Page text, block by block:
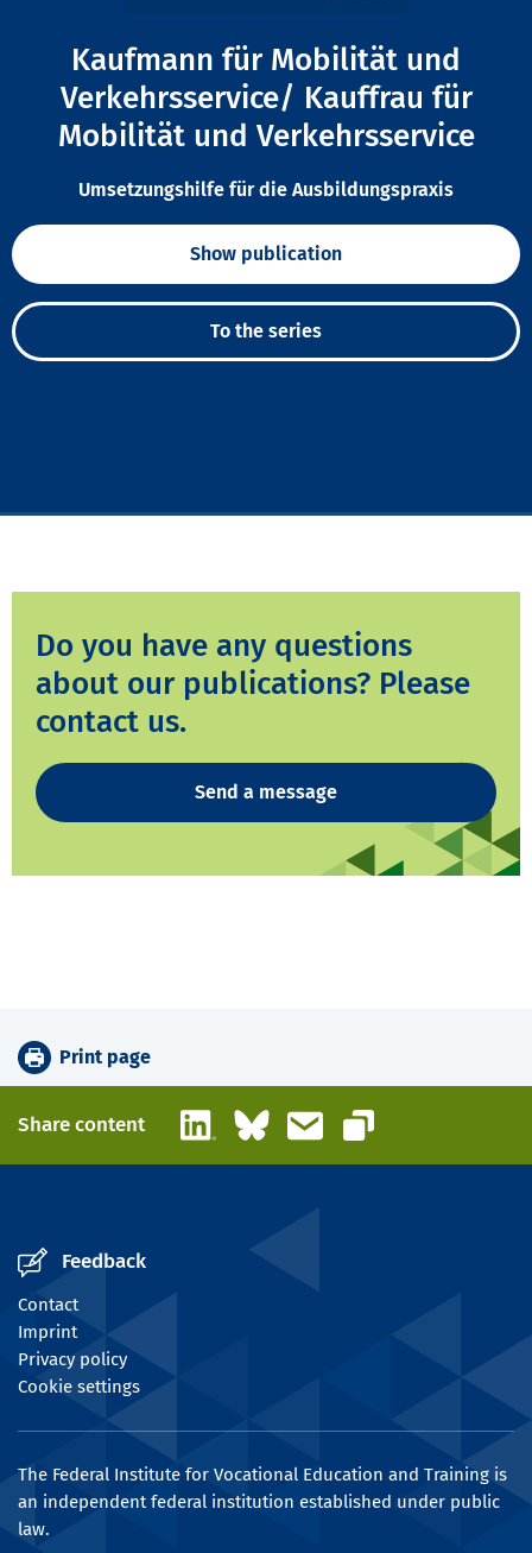
Kaufmann für Mobilität und
Verkehrsservice/ Kauffrau für
Mobilität und Verkehrsservice
Umsetzungshilfe für die Ausbildungspraxis
Show publication
To the series
Do you have any questions
about our publications? Please
contact us.
Send a message
Print page
Share content LinkedInBlueskyEmail
Copy link
Feedback
Contact
Imprint
Privacy policy
Cookie settings
The Federal Institute for Vocational Education and Training is
an independent federal institution established under public
law.